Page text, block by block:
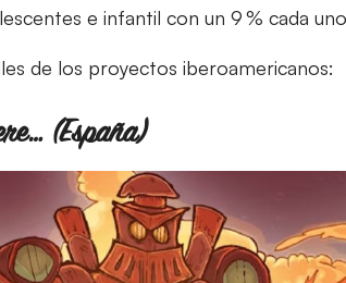
e infantil con un 9 % cada
de los proyectos iberoamericanos:
(España)